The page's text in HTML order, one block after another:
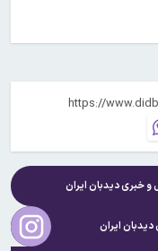
و خبریدیدبان ایران
دیدبان ایران